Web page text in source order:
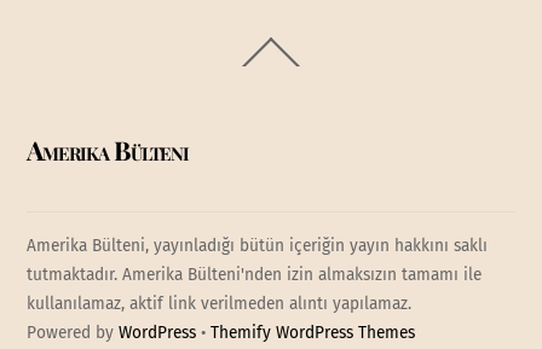
To
Amerika Bülteni
Amerika Bülteni, yayınladığı bütün içeriğin yayın hakkını saklı
tutmaktadır. Amerika Bülteni'nden izin almaksızın tamamı ile
kullanılamaz, aktif link verilmeden alıntı yapılamaz.
Powered byWordPress •Themify WordPress Themes